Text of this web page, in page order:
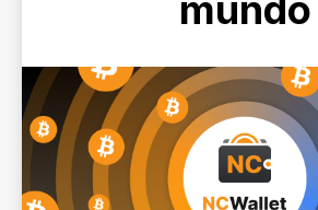
mundo